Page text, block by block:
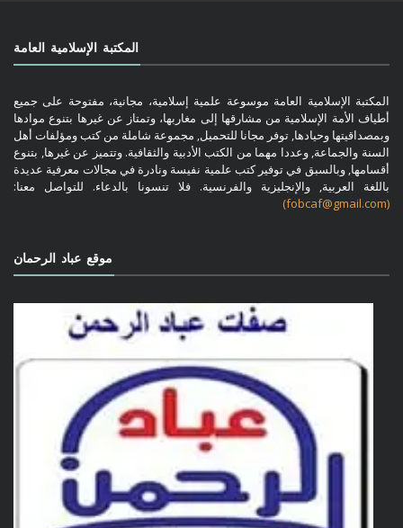
المكتبة الإسلامية العامة
المكتبة الإسلامية العامة موسوعة علمية إسلامية، مجانية، مفتوحة على جميع
أطياف الأمة الإسلامية من مشارقها إلى مغاربها، وتمتاز عن غيرها بتنوع موادها
وبمصداقيتها وحيادها, توفر مجانا للتحميل, مجموعة شاملة من كتب ومؤلفات أهل
السنة والجماعة, وعددا مهما من الكتب الأدبية والثقافية. وتتميز عن غيرها, بتنوع
أقسامها, وبالسبق في توفير كتب علمية نفيسة ونادرة في مجالات معرفية عديدة
باللغة العربية, والإنجليزية والفرنسية. فلا تنسونا بالدعاء. للتواصل معنا:
(fobcaf@gmail.com)
موقع عباد الرحمان